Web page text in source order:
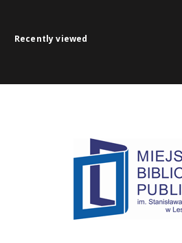
Recently viewed